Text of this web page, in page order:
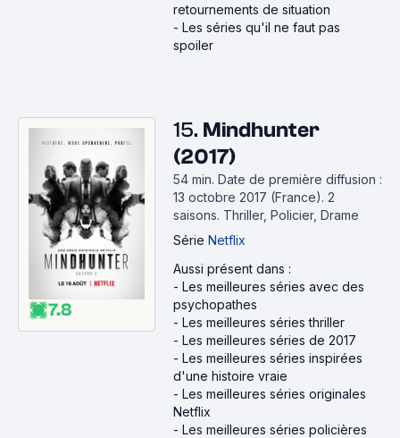
retournements de situation
- Les séries qu'il ne faut pas
spoiler
7.8
15. Mindhunter
(2017)
54 min. Date de première diffusion :
13 octobre 2017 (France). 2
saisons. Thriller, Policier, Drame
Série Netflix
Aussi présent dans :
- Les meilleures séries avec des
psychopathes
- Les meilleures séries thriller
- Les meilleures séries de 2017
- Les meilleures séries inspirées
d'une histoire vraie
- Les meilleures séries originales
Netflix
- Les meilleures séries policières